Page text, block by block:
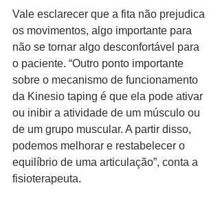
Vale esclarecer que a fita não prejudica
os movimentos, algo importante para
não se tornar algo desconfortável para
o paciente. “Outro ponto importante
sobre o mecanismo de funcionamento
da Kinesio taping é que ela pode ativar
ou inibir a atividade de um músculo ou
de um grupo muscular. A partir disso,
podemos melhorar e restabelecer o
equilíbrio de uma articulação”, conta a
fisioterapeuta.